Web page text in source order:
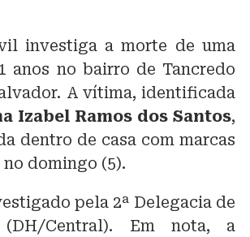
investiga a morte de uma
anos no bairro de Tancredo
A vítima, identificada
Izabel Ramos dos Santos,
dentro de casa com marcas
domingo (5).
pela 2ª Delegacia de
(DH/Central). Em nota, a